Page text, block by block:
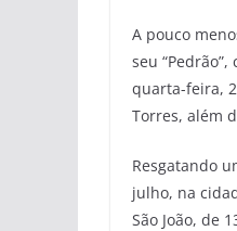
A pouco
seu
quarta-feira,
Torres, além
Resgatando
julho, na
São João, de